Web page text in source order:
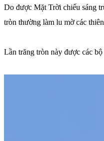
Do được Mặt Trời chiếu sáng
tròn thường làm lu mờ các
Lần trăng tròn này được các